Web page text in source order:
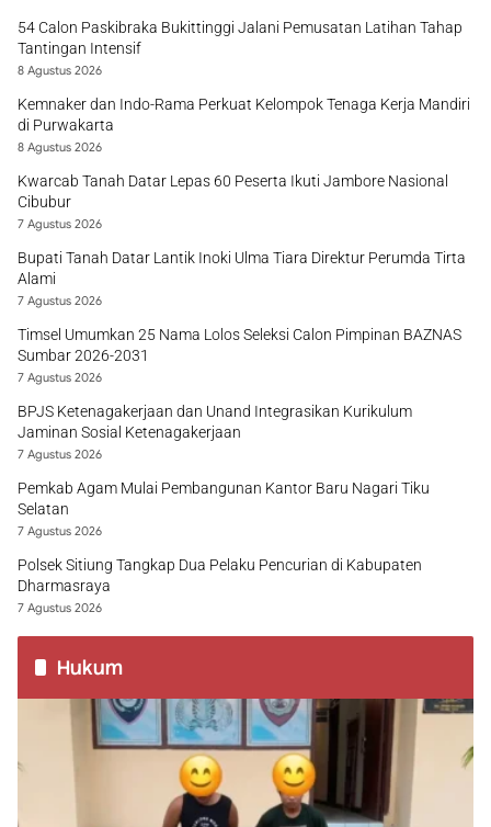
54 Calon Paskibraka Bukittinggi Jalani Pemusatan Latihan Tahap
Tantingan Intensif
8 Agustus 2026
Kemnaker dan Indo-Rama Perkuat Kelompok Tenaga Kerja Mandiri
di Purwakarta
8 Agustus 2026
Kwarcab Tanah Datar Lepas 60 Peserta Ikuti Jambore Nasional
Cibubur
7 Agustus 2026
Bupati Tanah Datar Lantik Inoki Ulma Tiara Direktur Perumda Tirta
Alami
7 Agustus 2026
Timsel Umumkan 25 Nama Lolos Seleksi Calon Pimpinan BAZNAS
Sumbar 2026-2031
7 Agustus 2026
BPJS Ketenagakerjaan dan Unand Integrasikan Kurikulum
Jaminan Sosial Ketenagakerjaan
7 Agustus 2026
Pemkab Agam Mulai Pembangunan Kantor Baru Nagari Tiku
Selatan
7 Agustus 2026
Polsek Sitiung Tangkap Dua Pelaku Pencurian di Kabupaten
Dharmasraya
7 Agustus 2026
Hukum